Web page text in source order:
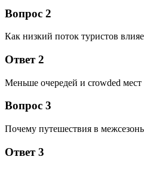
Вопрос 2
Как низкий поток туристов
Ответ 2
Меньше очередей и crowded
Вопрос 3
Почему путешествия в
Ответ 3